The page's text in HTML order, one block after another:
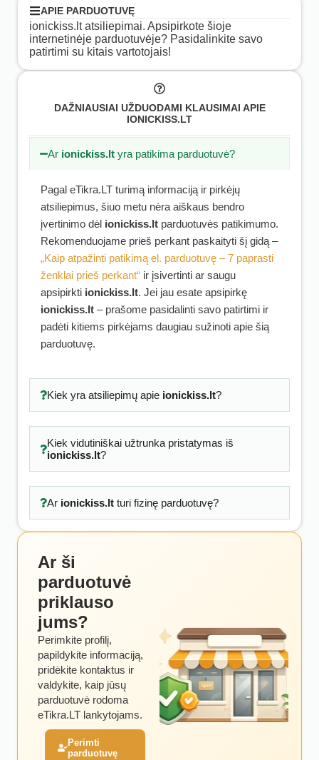
APIE PARDUOTUVĘ
ionickiss.lt atsiliepimai. Apsipirkote šioje
internetinėje parduotuvėje? Pasidalinkite savo
patirtimi su kitais vartotojais!
DAŽNIAUSIAI UŽDUODAMI KLAUSIMAI APIE
IONICKISS.LT
Ar ionickiss.lt yra patikima parduotuvė?
Pagal eTikra.LT turimą informaciją ir pirkėjų
atsiliepimus, šiuo metu nėra aiškaus bendro
įvertinimo dėl ionickiss.lt parduotuvės patikimumo.
Rekomenduojame prieš perkant paskaityti šį gidą –
„Kaip atpažinti patikimą el. parduotuvę – 7 paprasti
ženklai prieš perkant“ ir įsivertinti ar saugu
apsipirkti ionickiss.lt. Jei jau esate apsipirkę
ionickiss.lt – prašome pasidalinti savo patirtimi ir
padėti kitiems pirkėjams daugiau sužinoti apie šią
parduotuvę.
Kiek yra atsiliepimų apie ionickiss.lt?
Kiek vidutiniškai užtrunka pristatymas iš
ionickiss.lt?
Ar ionickiss.ltturi fizinę parduotuvę?
Ar ši
parduotuvė
priklauso
jums?
Perimkite profilį,
papildykite informaciją,
pridėkite kontaktus ir
valdykite, kaip jūsų
parduotuvė rodoma
eTikra.LT lankytojams.
Perimti
parduotuvę